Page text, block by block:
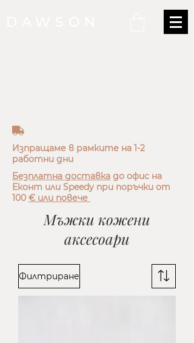
truck
Изпращаме в рамките на 1-2
работни дни
Безплатна доставка до офис на
Еконт или Speedy при поръчки от
100 € или повече
Мъжки кожени
аксесоари
Филтриране